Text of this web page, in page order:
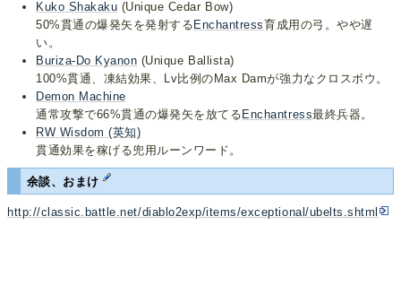
Kuko Shakaku (Unique Cedar Bow)
50%貫通の爆発矢を発射する Enchantress育成用の弓。やや遅
い。
Buriza-Do Kyanon (Unique Ballista)
100%貫通、凍結効果、Lv比例のMax Damが強力なクロスボウ。
Demon Machine
通常攻撃で66%貫通の爆発矢を放てる Enchantress最終兵器。
RW Wisdom (英知)
貫通効果を稼げる兜用ルーンワード。
余談、おまけ
http://classic.battle.net/diablo2exp/items/exceptional/ubelts.shtml